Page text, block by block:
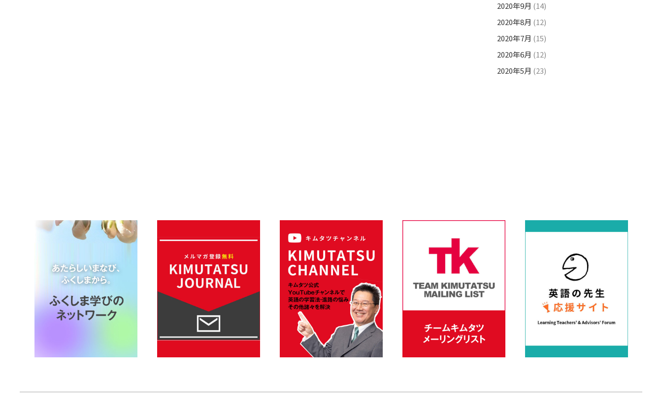
2020年9月 (14)
2020年8月 (12)
2020年7月 (15)
2020年6月 (12)
2020年5月 (23)